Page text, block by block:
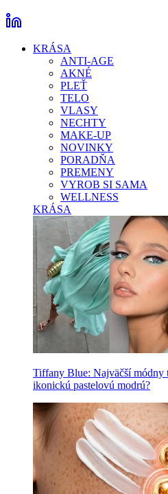
KRÁSA
ANTI-AGE
AKNÉ
PLEŤ
TELO
VLASY
NECHTY
MAKE-UP
NOVINKY
PORADŇA
PREMENY
VYROB SI SAMA
WELLNESS
KRÁSA
Tiffany Blue: Najväčší
ikonickú pastelovú modrú?